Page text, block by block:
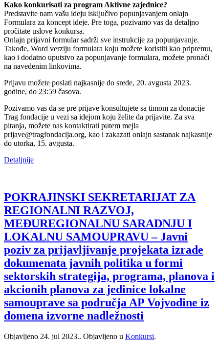
Kako konkurisati za program Aktivne zajednice?
Predstavite nam vašu ideju isključivo popunjavanjem onlajn
Formulara za koncept ideje. Pre toga, pozivamo vas da detaljno
pročitate uslove konkursa.
Onlajn prijavni formular sadrži sve instrukcije za popunjavanje.
Takođe, Word verziju formulara koju možete koristiti kao pripremu,
kao i dodatno uputstvo za popunjavanje formulara, možete pronaći
na navedenim linkovima.
Prijavu možete poslati najkasnije do srede, 20. avgusta 2023.
godine, do 23:59 časova.
Pozivamo vas da se pre prijave konsultujete sa timom za donacije
Trag fondacije u vezi sa idejom koju želite da prijavite. Za sva
pitanja, možete nas kontaktirati putem mejla
prijave@tragfondacija.org, kao i zakazati onlajn sastanak najkasnije
do utorka, 15. avgusta.
Detaljnije
POKRAJINSKI SEKRETARIJAT ZA
REGIONALNI RAZVOJ,
MEĐUREGIONALNU SARADNJU I
LOKALNU SAMOUPRAVU – Javni
poziv za prijavljivanje projekata izrade
dokumenata javnih politika u formi
sektorskih strategija, programa, planova i
akcionih planova za jedinice lokalne
samouprave sa područja AP Vojvodine iz
domena izvorne nadležnosti
Objavljeno 24. jul 2023.. Objavljeno u Konkursi.